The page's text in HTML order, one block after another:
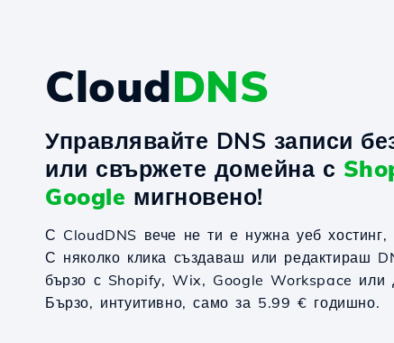
CloudDNS
Управлявайте DNS записи
или свържете домейна с
Google мигновено!
С CloudDNS вече не ти е нужна уеб
С няколко клика създаваш или редактираш
бързо с Shopify, Wix, Google Workspace или
Бързо, интуитивно, само за 5.99 € годишно.